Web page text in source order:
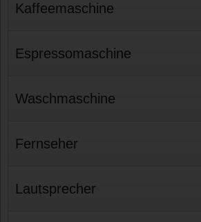
Kaffeemaschine
Espressomaschine
Waschmaschine
Fernseher
Lautsprecher